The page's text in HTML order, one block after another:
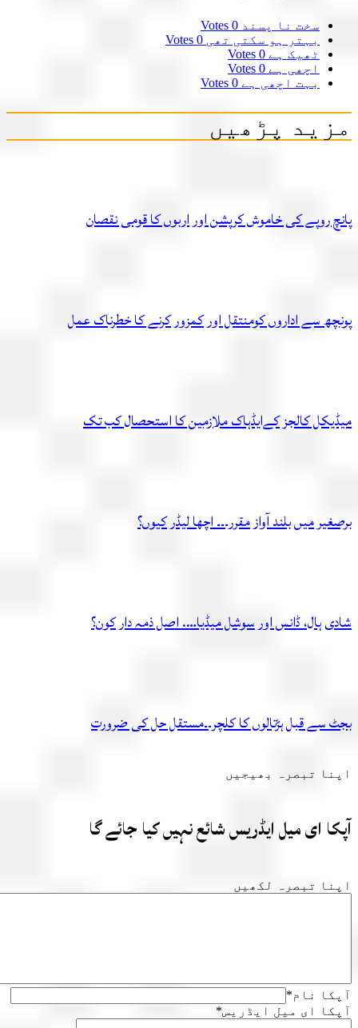
سخت نا پسند 0 Votes
بہتر ہو سکتی تھی
0 Votes
ٹھیک ہے
اچھی ہے
بہت اچھی ہے
پڑھیں
روپے کی خاموش کرپشن اور اربوں کا قومی نقصان
سے اداروں کومنتقل اور کمزور کرنے کا خطرناک عمل
کالجز کےایڈہاک ملازمین کا استحصال کب تک
میں بلند آواز مقرر۔۔۔ اچھا لیڈر کیوں؟
ہال، ڈانس اور سوشل میڈیا…. اصل ذمہ دار کون؟
سے قبل ہڑتالوں کا کلچر۔۔مستقل حل کی ضرورت
تبصرہ بھیجیں
ای میل ایڈریس شائع نہیں کیا جائے گا
تبصرہ لکھیں
نام
*
ای میل ایڈریس *